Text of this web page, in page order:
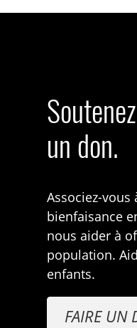
un don.
Associez-vous
bienfaisance
nous aider à
population.
enfants.
FAIRE UN